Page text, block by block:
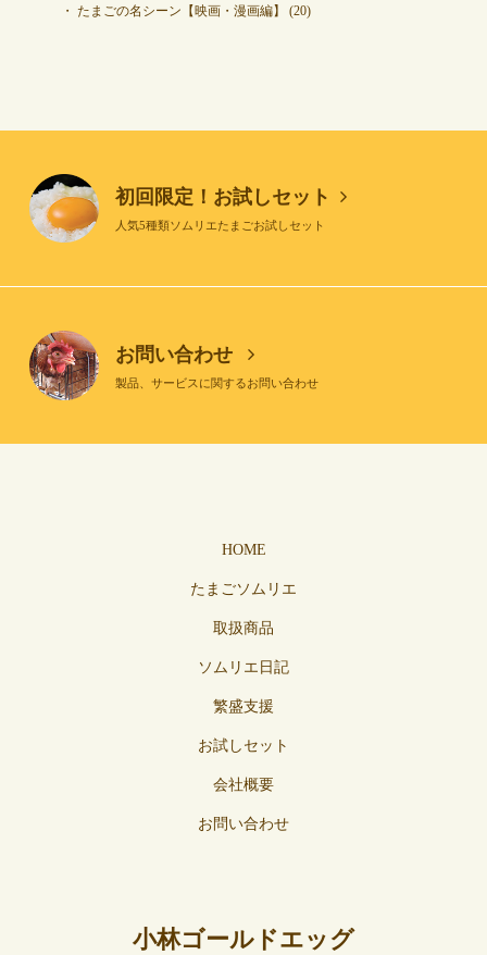
たまごの名シーン【映画・漫画編】
(20)
初回限定！お試しセット
人気5種類ソムリエたまごお試しセット
お問い合わせ
製品、サービスに関するお問い合わせ
HOME
たまごソムリエ
取扱商品
ソムリエ日記
繁盛支援
お試しセット
会社概要
お問い合わせ
小林ゴールドエッグ